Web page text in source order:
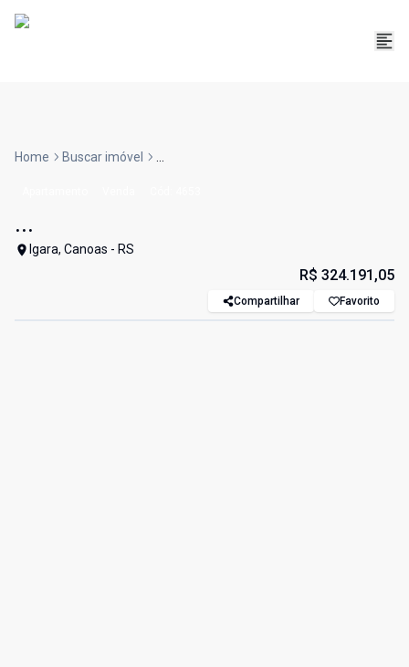
Home Buscar imóvel ...
...
Igara, Canoas - RS
R$ 324.191,05
Compartilhar Favorito